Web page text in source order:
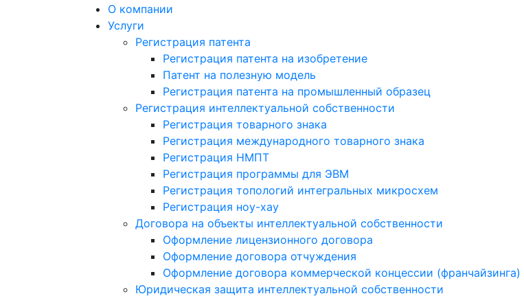
О компании
Услуги
Регистрация патента
Регистрация патента на изобретение
Патент на полезную модель
Регистрация патента на промышленный образец
Регистрация интеллектуальной собственности
Регистрация товарного знака
Регистрация международного товарного знака
Регистрация НМПТ
Регистрация программы для ЭВМ
Регистрация топологий интегральных микросхем
Регистрация ноу-хау
Договора на объекты интеллектуальной собственности
Оформление лицензионного договора
Оформление договора отчуждения
Оформление договора коммерческой концессии (франчайзинга)
Юридическая защита интеллектуальной собственности